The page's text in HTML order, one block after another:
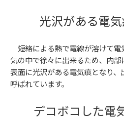
光沢がある電
短絡による熱で電線が溶けて電
気の中で徐々に出来るため、内部
表面に光沢がある電気痕となり
呼ばれています。
デコボコした電